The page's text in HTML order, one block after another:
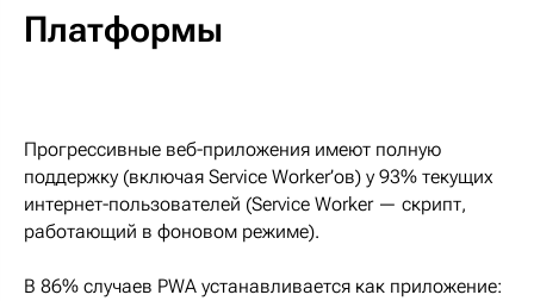
Платформы
Прогрессивные веб-приложения имеют полную
поддержку (включая Service Worker’ов) у 93% текущих
интернет-пользователей (Service Worker — скрипт,
работающий в фоновом режиме).
В 86% случаев PWA устанавливается как приложение: